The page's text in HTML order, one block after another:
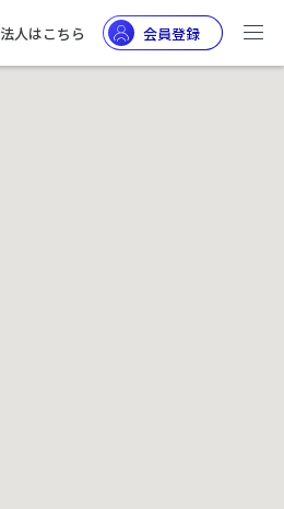
法人はこちら 会員登録